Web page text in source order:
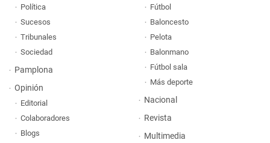
Política
Sucesos
Tribunales
Sociedad
Pamplona
Opinión
Editorial
Colaboradores
Blogs
Fútbol
Baloncesto
Pelota
Balonmano
Fútbol sala
Más deporte
Nacional
Revista
Multimedia